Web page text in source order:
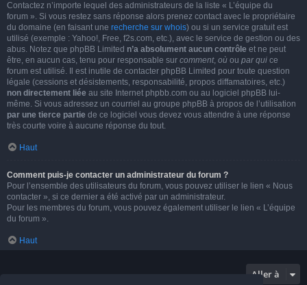
Contactez n’importe lequel des administrateurs de la liste « L’équipe du
forum ». Si vous restez sans réponse alors prenez contact avec le propriétaire
du domaine (en faisant une recherche sur whois) ou si un service gratuit est
utilisé (exemple : Yahoo!, Free, f2s.com, etc.), avec le service de gestion ou des
abus. Notez que phpBB Limited n’a absolument aucun contrôle et ne peut
être, en aucun cas, tenu pour responsable sur comment, où ou par qui ce
forum est utilisé. Il est inutile de contacter phpBB Limited pour toute question
légale (cessions et désistements, responsabilité, propos diffamatoires, etc.)
non directement liée au site Internet phpbb.com ou au logiciel phpBB lui-
même. Si vous adressez un courriel au groupe phpBB à propos de l’utilisation
par une tierce partie de ce logiciel vous devez vous attendre à une réponse
très courte voire à aucune réponse du tout.
Haut
Comment puis-je contacter un administrateur du forum ?
Pour l’ensemble des utilisateurs du forum, vous pouvez utiliser le lien « Nous
contacter », si ce dernier a été activé par un administrateur.
Pour les membres du forum, vous pouvez également utiliser le lien « L’équipe
du forum ».
Haut
Aller à